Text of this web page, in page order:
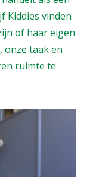
Kiddies vinden
of haar eigen
onze taak en
ruimte te